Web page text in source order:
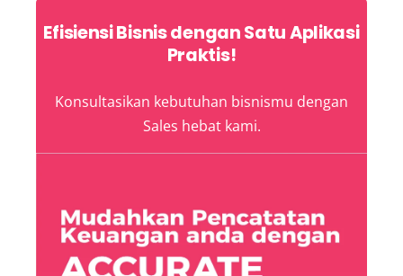
Efisiensi Bisnis dengan Satu Aplikasi
Praktis!
Konsultasikan kebutuhan bisnismu dengan
Sales hebat kami.